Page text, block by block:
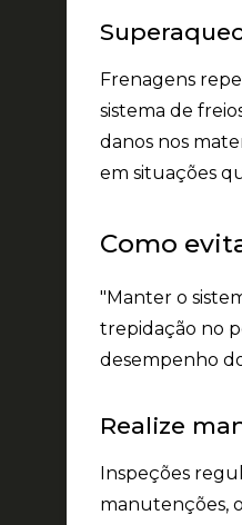
Frenagens
sistema de
danos nos
em situações
Como
"Manter o
trepidação no
desempenho
Realize
Inspeções
manutenções,